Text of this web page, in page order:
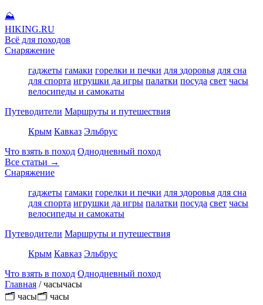
⛰
HIKING.RU
Всё для походов
Снаряжение
гаджеты гамаки горелки и печки для здоровья для сна
для спорта игрушки да игры палатки посуда свет часы
велосипеды и самокаты
Путеводители Маршруты и путешествия
Крым Кавказ Эльбрус
Что взять в поход Однодневный поход
Все статьи →
Снаряжение
гаджеты гамаки горелки и печки для здоровья для сна
для спорта игрушки да игры палатки посуда свет часы
велосипеды и самокаты
Путеводители Маршруты и путешествия
Крым Кавказ Эльбрус
Что взять в поход Однодневный поход
Главная / часычасы
🗂 часы🗂 часы